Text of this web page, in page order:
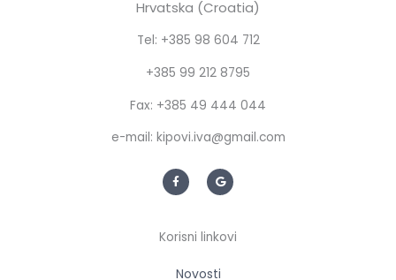
Hrvatska (Croatia)
Tel: +385 98 604 712
+385 99 212 8795
Fax: +385 49 444 044
e-mail: kipovi.iva@gmail.com
F
a
c
o
f
G
o
o
Korisni linkovi
Novosti